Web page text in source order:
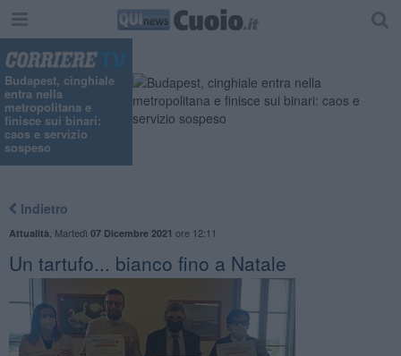
Budapest, cinghiale
entra nella
metropolitana e
finisce sui binari:
caos e servizio
sospeso
Indietro
Attualità Martedì 07 Dicembre 2021 ore 12:11
Un tartufo... bianco fino a Natale